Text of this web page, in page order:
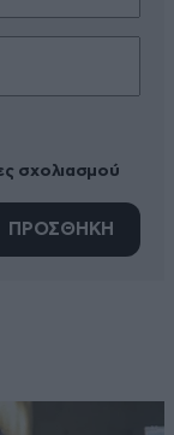
σχολιασμού
ΠΡΟΣΘΗΚΗ